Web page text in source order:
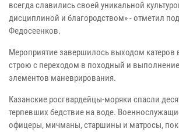
всегда славились своей уникальной
дисциплиной и благородством» - отметил
Федосеенков.
Мероприятие завершилось выходом катеров
строю с переходом в походный и
элементов маневрирования.
Казанские росгвардейцы-моряки спасли
терпевших бедствие на воде.
офицеры, мичманы, старшины и матросы,